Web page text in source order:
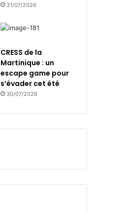
31/07/2026
CRESS de la
Martinique : un
escape game pour
s’évader cet été
30/07/2026